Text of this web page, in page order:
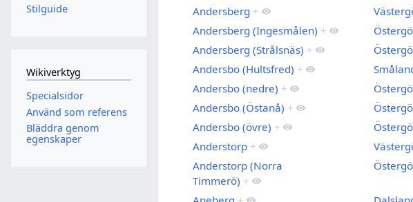
Andersberg +
Andersberg (Ingesmålen) +
Andersberg (Strålsnäs) +
Andersbo (Hultsfred) +
Andersbo (nedre) +
Andersbo (Östanå) +
Andersbo (övre) +
Anderstorp +
Anderstorp (Norra
Timmerö) +
Stilguide
Wikiverktyg
Specialsidor
Använd som referens
Bläddra genom
egenskaper